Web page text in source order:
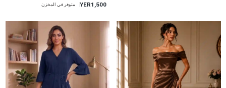
YER1,500 متوفر في المخزن